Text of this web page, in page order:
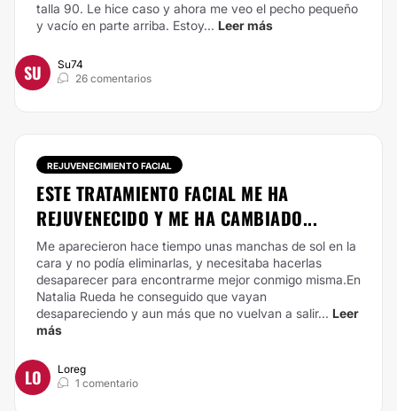
talla 90. Le hice caso y ahora me veo el pecho pequeño
y vacío en parte arriba. Estoy... Leer más
SU
Su74
26 comentarios
REJUVENECIMIENTO FACIAL
ESTE TRATAMIENTO FACIAL ME HA
REJUVENECIDO Y ME HA CAMBIADO...
Me aparecieron hace tiempo unas manchas de sol en la
cara y no podía eliminarlas, y necesitaba hacerlas
desaparecer para encontrarme mejor conmigo misma.En
Natalia Rueda he conseguido que vayan
desapareciendo y aun más que no vuelvan a salir... Leer
más
LO
Loreg
1 comentario